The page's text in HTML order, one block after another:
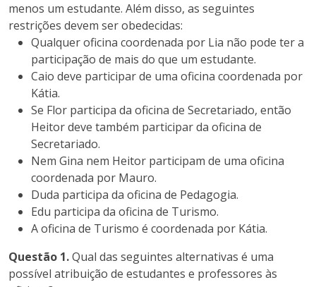
menos um estudante. Além disso, as seguintes
restrições devem ser obedecidas:
Qualquer oficina coordenada por Lia não pode ter a
participação de mais do que um estudante.
Caio deve participar de uma oficina coordenada por
Kátia.
Se Flor participa da oficina de Secretariado, então
Heitor deve também participar da oficina de
Secretariado.
Nem Gina nem Heitor participam de uma oficina
coordenada por Mauro.
Duda participa da oficina de Pedagogia.
Edu participa da oficina de Turismo.
A oficina de Turismo é coordenada por Kátia.
Questão 1.Qual das seguintes alternativas é uma
possível atribuição de estudantes e professores às